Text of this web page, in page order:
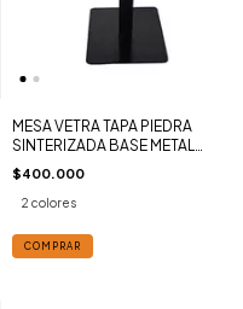
MESA VETRA TAPA PIEDRA
SINTERIZADA BASE METAL
70x70cm
$400.000
2 colores
COMPRAR